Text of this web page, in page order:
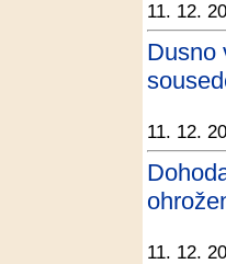
11. 12.
Dusno
11. 12.
11. 12.